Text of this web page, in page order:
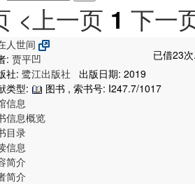
<上一页 1 下一
人世间
已借23
: 贾平凹
社: 鹭江出版社
出版日期: 2019
类型:
图书 , 索书号: I247.7/1017
信息
信息概览
目录
信息
简介
简介